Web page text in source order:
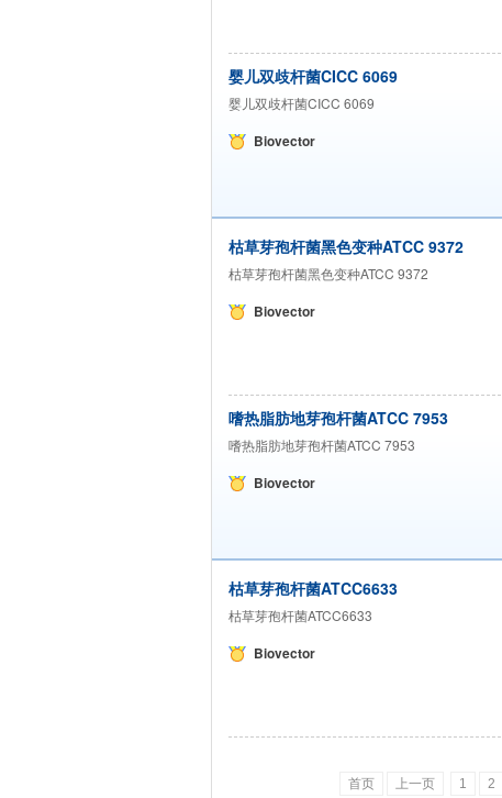
婴儿双歧杆菌CICC 6069
婴儿双歧杆菌CICC 6069
Biovector
枯草芽孢杆菌黑色变种ATCC 9372
枯草芽孢杆菌黑色变种ATCC 9372
Biovector
嗜热脂肪地芽孢杆菌ATCC 7953
嗜热脂肪地芽孢杆菌ATCC 7953
Biovector
枯草芽孢杆菌ATCC6633
枯草芽孢杆菌ATCC6633
Biovector
首页 上一页 1 2